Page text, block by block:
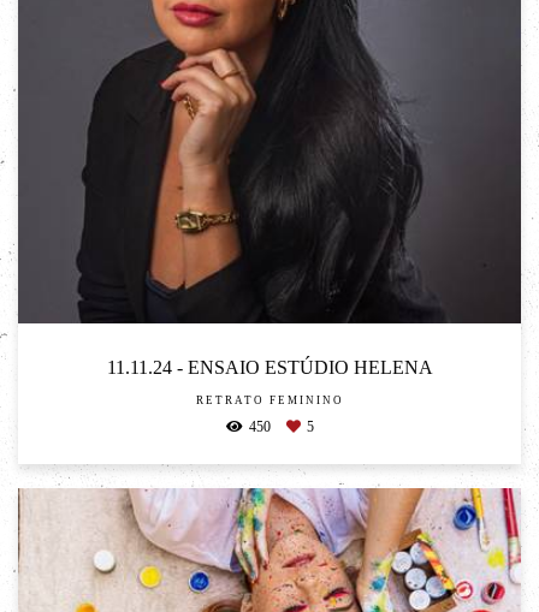
11.11.24 - ENSAIO ESTÚDIO HELENA
RETRATO FEMININO
450 5